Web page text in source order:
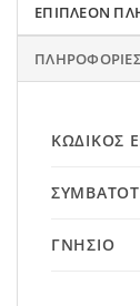
ΕΠΙΠΛΈΟΝ
ΚΩΔΙΚΌΣ
ΓΝΉΣΙΟ